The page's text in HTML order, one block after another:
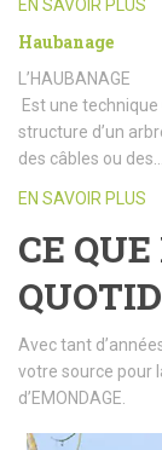
EN SAVOIR PLUS
Haubanage
L’HAUBANAGE
Est une
structure d’un
des câbles ou des…
EN SAVOIR PLUS
CE
Avec tant
votre source pour
d’EMONDAGE.